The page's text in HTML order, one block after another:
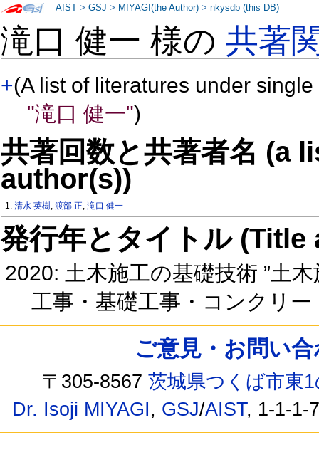
滝口 健一 様の共著
+(A list of literatures under
"滝口 健一")
共著回数と共著者名 (a
author(s))
1:清水 英樹,渡部 正,滝口 健一
発行年とタイトル
2020: 土木施工の基礎技術 ”土
工事・基礎工事・コンクリ
AIST >GSJ > MIYAGI(the Author) >nkysdb (this DB)
ご意見・お問い
〒305-8567茨城県つくば市東
Dr. Isoji MIYAGI, GSJ/AIST, 1-1-1-